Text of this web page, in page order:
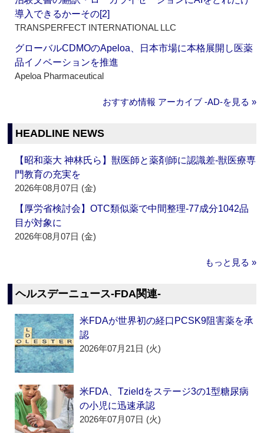
導入できるかーその[2]
TRANSPERFECT INTERNATIONAL LLC
グローバルCDMOのApeloa、日本市場に本格展開し医薬
品イノベーションを推進
Apeloa Pharmaceutical
おすすめ情報 アーカイブ ‐AD‐を見る »
HEADLINE NEWS
【昭和薬大 神林氏ら】獣医師と薬剤師に認識差‐獣医療専
門教育の充実を
2026年08月07日 (金)
【厚労省検討会】OTC類似薬で中間整理‐77成分1042品
目が対象に
2026年08月07日 (金)
もっと見る »
ヘルスデーニュース‐FDA関連‐
米FDAが世界初の経口PCSK9阻害薬を承
認
2026年07月21日 (火)
米FDA、Tzieldをステージ3の1型糖尿病
の小児に迅速承認
2026年07月07日 (火)